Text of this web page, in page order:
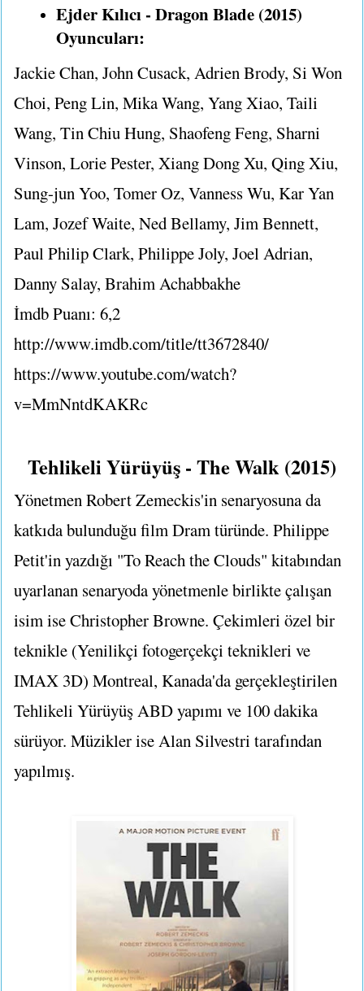
Ejder Kılıcı - Dragon Blade (2015)
Oyuncuları:
Jackie Chan, John Cusack, Adrien Brody, Si Won
Choi, Peng Lin, Mika Wang, Yang Xiao, Taili
Wang, Tin Chiu Hung, Shaofeng Feng, Sharni
Vinson, Lorie Pester, Xiang Dong Xu, Qing Xiu,
Sung-jun Yoo, Tomer Oz, Vanness Wu, Kar Yan
Lam, Jozef Waite, Ned Bellamy, Jim Bennett,
Paul Philip Clark, Philippe Joly, Joel Adrian,
Danny Salay, Brahim Achabbakhe
İmdb Puanı: 6,2
http://www.imdb.com/title/tt3672840/
https://www.youtube.com/watch?
v=MmNntdKAKRc
Tehlikeli Yürüyüş - The Walk (2015)
Yönetmen Robert Zemeckis'in senaryosuna da
katkıda bulunduğu film Dram türünde. Philippe
Petit'in yazdığı "To Reach the Clouds" kitabından
uyarlanan senaryoda yönetmenle birlikte çalışan
isim ise Christopher Browne. Çekimleri özel bir
teknikle (Yenilikçi fotogerçekçi teknikleri ve
IMAX 3D) Montreal, Kanada'da gerçekleştirilen
Tehlikeli Yürüyüş ABD yapımı ve 100 dakika
sürüyor. Müzikler ise Alan Silvestri tarafından
yapılmış.